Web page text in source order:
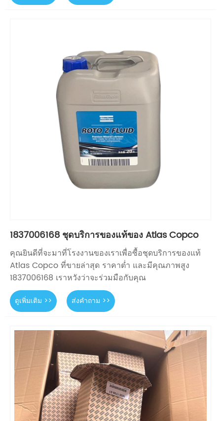
1837006168 ชุดบริการของแท้ของ Atlas Copco
คุณยินดีที่จะมาที่โรงงานของเราเพื่อซื้อชุดบริการของแท้
Atlas Copco ที่ขายล่าสุด ราคาต่ำ และมีคุณภาพสูง
1837006168 เราหวังว่าจะร่วมมือกับคุณ
ดูเพิ่มเติม >> ส่งคำถาม >>